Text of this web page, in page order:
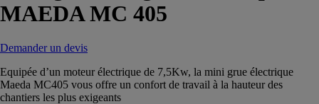
MAEDA MC 405
Demander un devis
Equipée d’un moteur électrique de 7,5Kw, la mini grue électrique
Maeda MC405 vous offre un confort de travail à la hauteur des
chantiers les plus exigeants